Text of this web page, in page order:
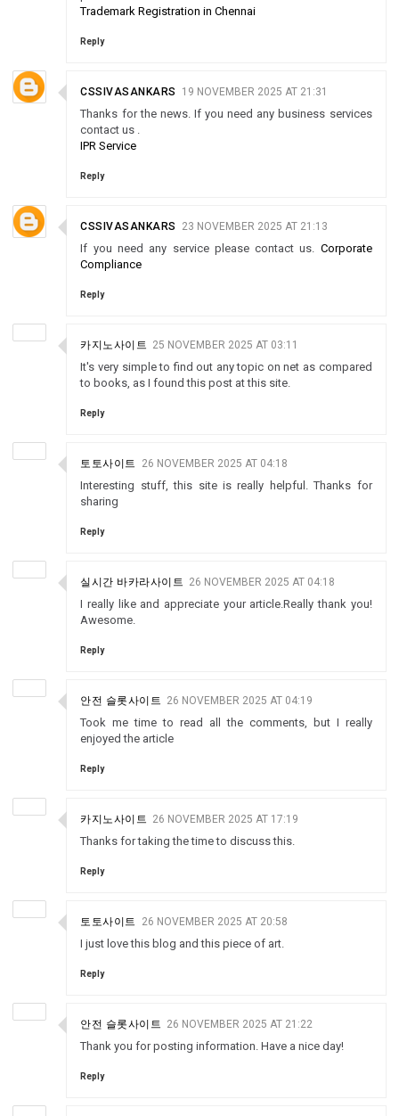
Trademark Registration in Chennai
Reply
CSSIVASANKARS 19 NOVEMBER 2025 AT 21:31
Thanks for the news. If you need any business services
contact us .
IPR Service
Reply
CSSIVASANKARS 23 NOVEMBER 2025 AT 21:13
If you need any service please contact us. Corporate
Compliance
Reply
카지노사이트 25 NOVEMBER 2025 AT 03:11
It's very simple to find out any topic on net as compared
to books, as I found this post at this site.
Reply
토토사이트 26 NOVEMBER 2025 AT 04:18
Interesting stuff, this site is really helpful. Thanks for
sharing
Reply
실시간 바카라사이트 26 NOVEMBER 2025 AT 04:18
I really like and appreciate your article.Really thank you!
Awesome.
Reply
안전 슬롯사이트 26 NOVEMBER 2025 AT 04:19
Took me time to read all the comments, but I really
enjoyed the article
Reply
카지노사이트 26 NOVEMBER 2025 AT 17:19
Thanks for taking the time to discuss this.
Reply
토토사이트 26 NOVEMBER 2025 AT 20:58
I just love this blog and this piece of art.
Reply
안전 슬롯사이트 26 NOVEMBER 2025 AT 21:22
Thank you for posting information. Have a nice day!
Reply